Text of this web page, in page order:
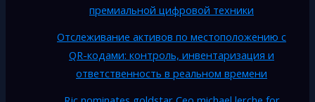
премиальной цифровой техники
Отслеживание активов по местоположению с
QR-кодами: контроль, инвентаризация и
ответственность в реальном времени